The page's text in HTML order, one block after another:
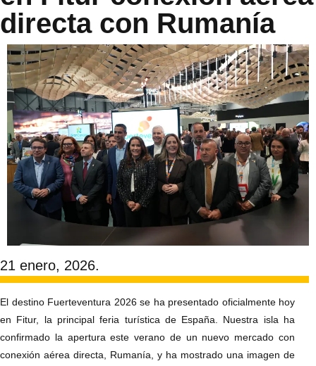
directa con Rumanía
21 enero, 2026.
El destino Fuerteventura 2026 se ha presentado oficialmente hoy
en Fitur, la principal feria turística de España. Nuestra isla ha
confirmado la apertura este verano de un nuevo mercado con
conexión aérea directa, Rumanía, y ha mostrado una imagen de